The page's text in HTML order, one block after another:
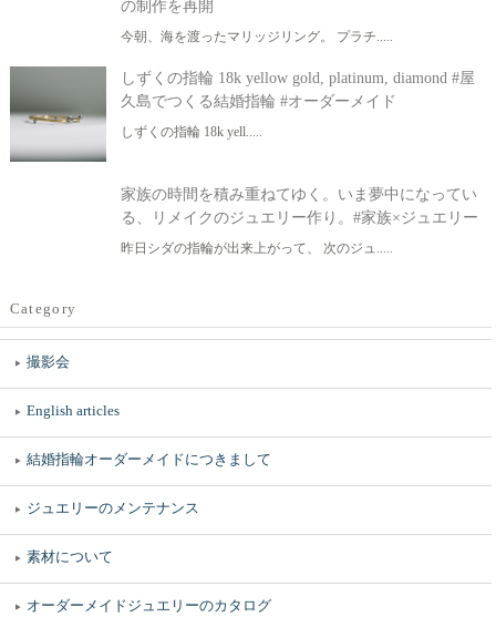
の制作を再開
今朝、海を渡ったマリッジリング。 プラチ.....
しずくの指輪 18k yellow gold, platinum, diamond #屋
久島でつくる結婚指輪 #オーダーメイド
しずくの指輪 18k yell.....
家族の時間を積み重ねてゆく。いま夢中になってい
る、リメイクのジュエリー作り。#家族×ジュエリー
昨日シダの指輪が出来上がって、 次のジュ.....
Category
撮影会
English articles
結婚指輪オーダーメイドにつきまして
ジュエリーのメンテナンス
素材について
オーダーメイドジュエリーのカタログ